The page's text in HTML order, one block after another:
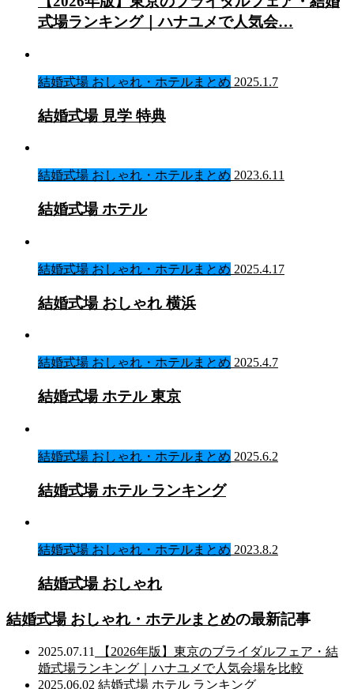
式場ランキング｜ハナユメで人気会…
結婚式場 おしゃれ・ホテルまとめ 2025.1.7
結婚式場 見学 特典
結婚式場 おしゃれ・ホテルまとめ 2023.6.11
結婚式場 ホテル
結婚式場 おしゃれ・ホテルまとめ 2025.4.17
結婚式場 おしゃれ 横浜
結婚式場 おしゃれ・ホテルまとめ 2025.4.7
結婚式場 ホテル 東京
結婚式場 おしゃれ・ホテルまとめ 2025.6.2
結婚式場 ホテル ランキング
結婚式場 おしゃれ・ホテルまとめ 2023.8.2
結婚式場 おしゃれ
結婚式場 おしゃれ・ホテルまとめの最新記事
2025.07.11
【2026年版】東京のブライダルフェア・結
婚式場ランキング｜ハナユメで人気会場を比較
2025.06.02 結婚式場 ホテル ランキング